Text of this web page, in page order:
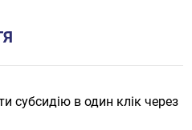
субсидію в один клік через